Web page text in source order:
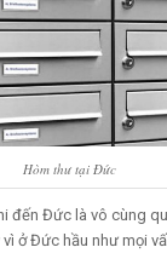
Hòm thư tại Đức
đến Đức là vô cùng
ở Đức hầu như mọi